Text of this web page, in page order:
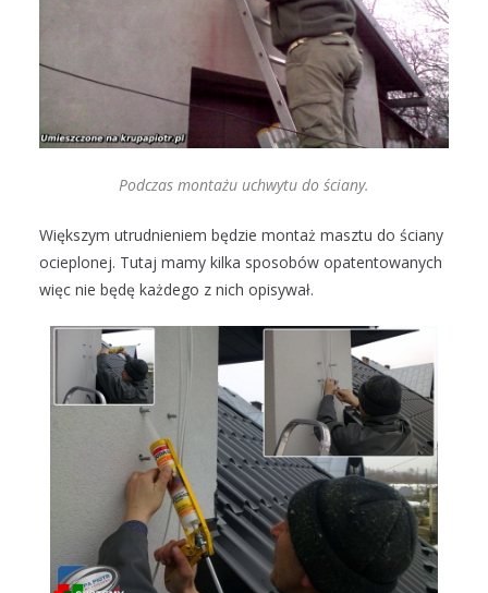
Podczas montażu uchwytu do ściany.
Większym utrudnieniem będzie montaż masztu do ściany
ocieplonej. Tutaj mamy kilka sposobów opatentowanych
więc nie będę każdego z nich opisywał.